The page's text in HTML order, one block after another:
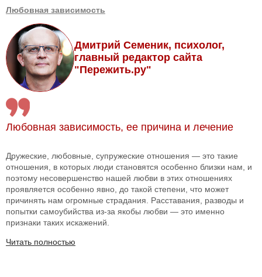
Любовная зависимость
Дмитрий Семеник, психолог,
главный редактор сайта
"Пережить.ру"
Любовная зависимость, ее причина и лечение
Дружеские, любовные, супружеские отношения — это такие
отношения, в которых люди становятся особенно близки нам, и
поэтому несовершенство нашей любви в этих отношениях
проявляется особенно явно, до такой степени, что может
причинять нам огромные страдания. Расставания, разводы и
попытки самоубийства из-за якобы любви — это именно
признаки таких искажений.
Читать полностью